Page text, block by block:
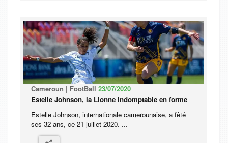
Cameroun | FootBall 23/07/2020
Estelle Johnson, la Lionne Indomptable en forme
Estelle Johnson, internationale camerounaise, a fêté
ses 32 ans, ce 21 juillet 2020. ...